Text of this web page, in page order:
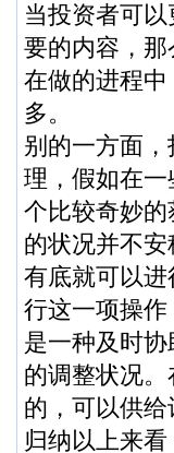
当投资者可
要的内容，
在做的进程
多。
别的一方面
理，假如在
个比较奇妙
的状况并不
有底就可以
行这一项操
是一种及时
的调整状况
的，可以供给
归纳以上来